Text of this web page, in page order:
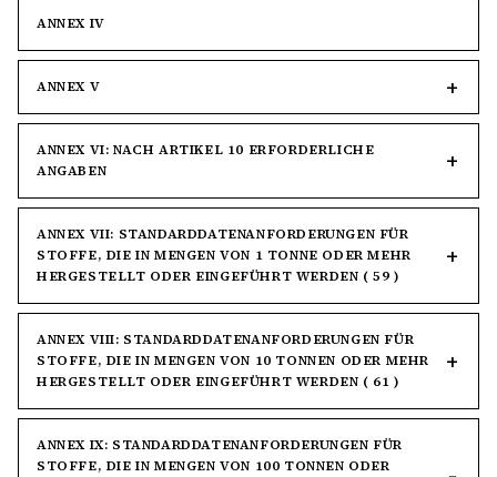
ANNEX IV
ANNEX V
ANNEX VI: NACH ARTIKEL 10 ERFORDERLICHE
ANGABEN
ANNEX VII: STANDARDDATENANFORDERUNGEN FÜR
STOFFE, DIE IN MENGEN VON 1 TONNE ODER MEHR
HERGESTELLT ODER EINGEFÜHRT WERDEN ( 59 )
ANNEX VIII: STANDARDDATENANFORDERUNGEN FÜR
STOFFE, DIE IN MENGEN VON 10 TONNEN ODER MEHR
HERGESTELLT ODER EINGEFÜHRT WERDEN ( 61 )
ANNEX IX: STANDARDDATENANFORDERUNGEN FÜR
STOFFE, DIE IN MENGEN VON 100 TONNEN ODER